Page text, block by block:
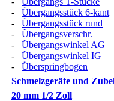
- Übergangsstück 6-kant
- Übergangsstück rund
- Übergangsverschr.
- Übergangswinkel AG
- Übergangswinkel IG
- Überspringbogen
Schmelzgeräte und
20 mm 1/2 Zoll